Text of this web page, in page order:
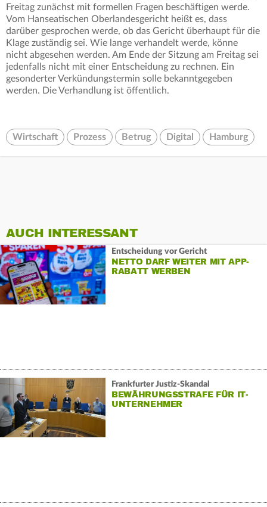
Freitag zunächst mit formellen Fragen beschäftigen werde.
Vom Hanseatischen Oberlandesgericht heißt es, dass
darüber gesprochen werde, ob das Gericht überhaupt für die
Klage zuständig sei. Wie lange verhandelt werde, könne
nicht abgesehen werden. Am Ende der Sitzung am Freitag sei
jedenfalls nicht mit einer Entscheidung zu rechnen. Ein
gesonderter Verkündungstermin solle bekanntgegeben
werden. Die Verhandlung ist öffentlich.
Wirtschaft Prozess Betrug Digital Hamburg
AUCH INTERESSANT
Entscheidung vor Gericht
NETTO DARF WEITER MIT APP-
RABATT WERBEN
Frankfurter Justiz-Skandal
BEWÄHRUNGSSTRAFE FÜR IT-
UNTERNEHMER